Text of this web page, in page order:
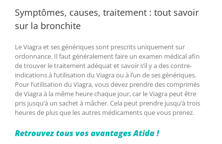
Symptômes, causes, traitement : tout savoir
sur la bronchite
Le Viagra et ses génériques sont prescrits uniquement sur
ordonnance. Il faut généralement faire un examen médical afin
de trouver le traitement adéquat et savoir s’il y a des contre-
indications à l’utilisation du Viagra ou à l’un de ses génériques.
Pour l’utilisation du Viagra, vous devez prendre des comprimés
de Viagra à la même heure chaque jour, car le Viagra peut être
pris jusqu’à un sachet à mâcher. Cela peut prendre jusqu’à trois
heures de plus que les autres médicaments que vous prenez.
Retrouvez tous vos avantages Atida !